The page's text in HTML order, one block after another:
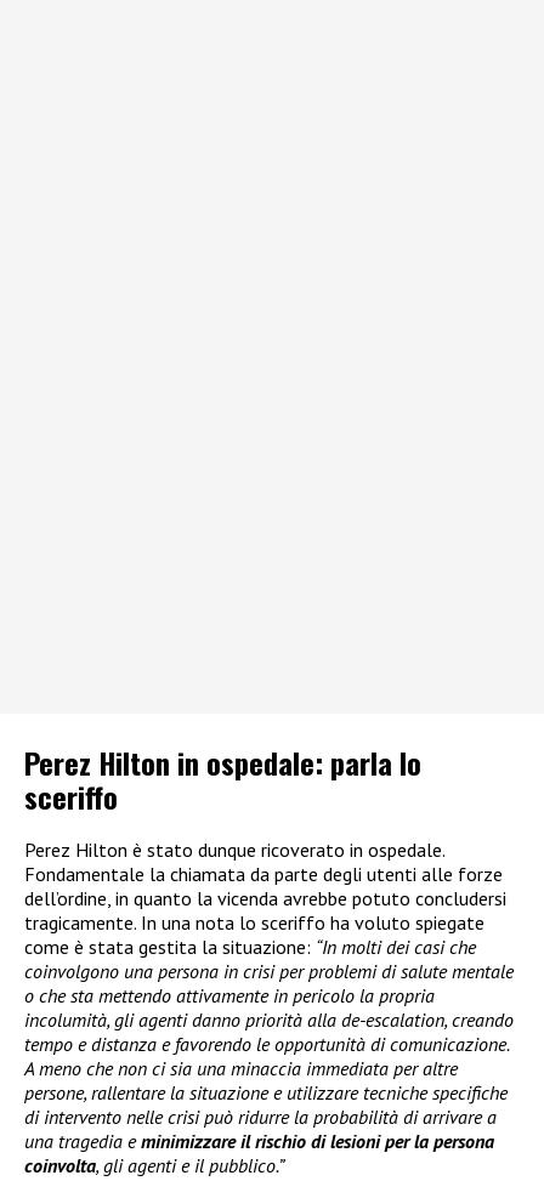
Perez Hilton in ospedale: parla lo
sceriffo
Perez Hilton è stato dunque ricoverato in ospedale.
Fondamentale la chiamata da parte degli utenti alle forze
dell’ordine, in quanto la vicenda avrebbe potuto concludersi
tragicamente. In una nota lo sceriffo ha voluto spiegate
come è stata gestita la situazione: “In molti dei casi che
coinvolgono una persona in crisi per problemi di salute mentale
o che sta mettendo attivamente in pericolo la propria
incolumità, gli agenti danno priorità alla de-escalation, creando
tempo e distanza e favorendo le opportunità di comunicazione.
A meno che non ci sia una minaccia immediata per altre
persone, rallentare la situazione e utilizzare tecniche specifiche
di intervento nelle crisi può ridurre la probabilità di arrivare a
una tragedia eminimizzare il rischio di lesioni per la persona
coinvolta, gli agenti e il pubblico.”